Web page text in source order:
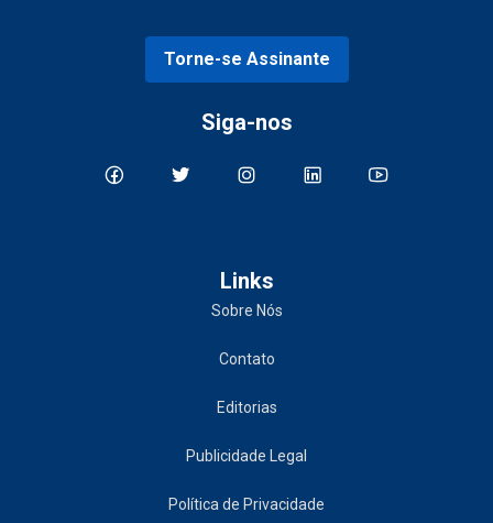
Torne-se Assinante
Siga-nos
Links
Sobre Nós
Contato
Editorias
Publicidade Legal
Política de Privacidade